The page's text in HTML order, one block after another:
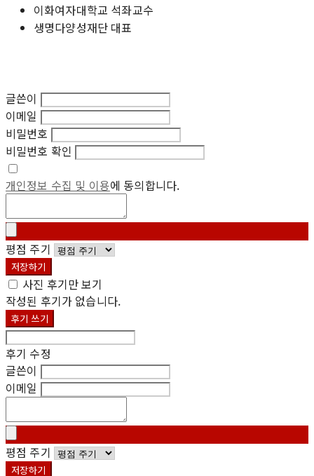
이화여자대학교 석좌교수
생명다양성재단 대표
글쓴이
이메일
비밀번호
비밀번호 확인
개인정보 수집 및 이용에 동의합니다.
평점 주기
저장하기
사진 후기만 보기
작성된 후기가 없습니다.
후기 쓰기
후기 수정
글쓴이
이메일
평점 주기
저장하기